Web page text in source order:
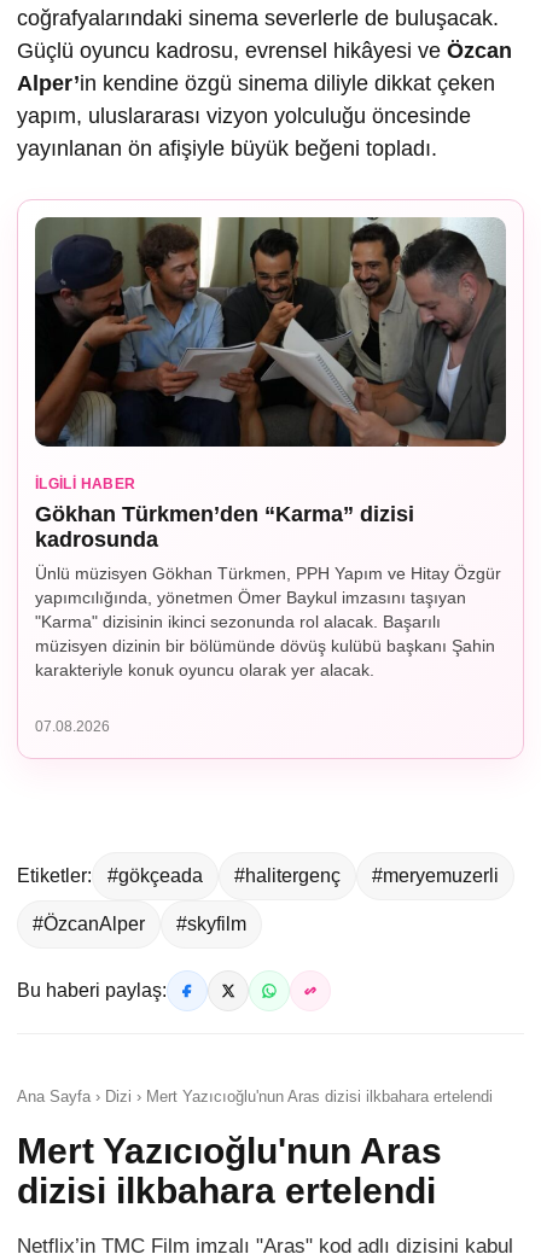
coğrafyalarındaki sinema severlerle de buluşacak.
Güçlü oyuncu kadrosu, evrensel hikâyesi ve Özcan
Alper’in kendine özgü sinema diliyle dikkat çeken
yapım, uluslararası vizyon yolculuğu öncesinde
yayınlanan ön afişiyle büyük beğeni topladı.
İLGILI HABER
Gökhan Türkmen’den “Karma” dizisi
kadrosunda
Ünlü müzisyen Gökhan Türkmen, PPH Yapım ve Hitay Özgür
yapımcılığında, yönetmen Ömer Baykul imzasını taşıyan
"Karma" dizisinin ikinci sezonunda rol alacak. Başarılı
müzisyen dizinin bir bölümünde dövüş kulübü başkanı Şahin
karakteriyle konuk oyuncu olarak yer alacak.
07.08.2026
Etiketler: #gökçeada #halitergenç #meryemuzerli
#ÖzcanAlper #skyfilm
Bu haberi paylaş:
Ana Sayfa › Dizi › Mert Yazıcıoğlu'nun Aras dizisi ilkbahara ertelendi
Mert Yazıcıoğlu'nun Aras
dizisi ilkbahara ertelendi
Netflix’in TMC Film imzalı "Aras" kod adlı dizisini kabul